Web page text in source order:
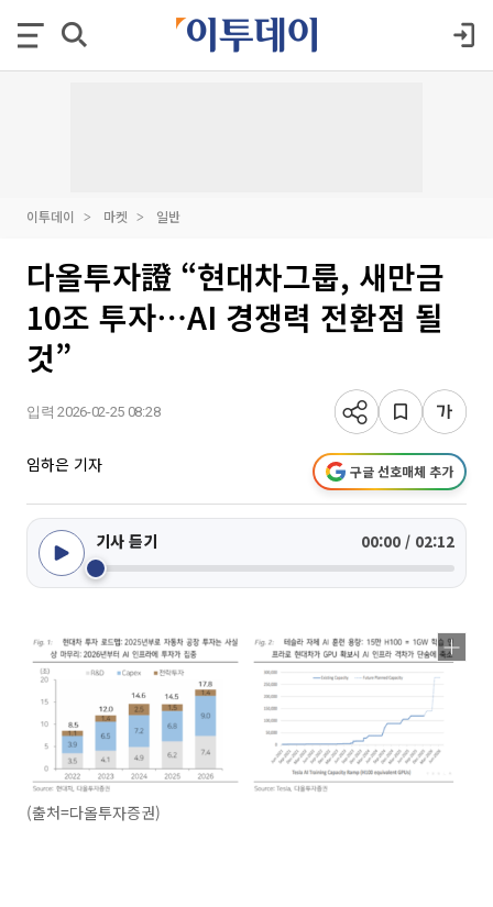
이투데이 마켓 일반
다올투자證 “현대차그룹, 새만금
10조 투자⋯AI 경쟁력 전환점 될
것”
입력 2026-02-25 08:28
임하은 기자 구글 선호매체 추가
기사 듣기 00:00 / 02:12
(출처=다올투자증권)